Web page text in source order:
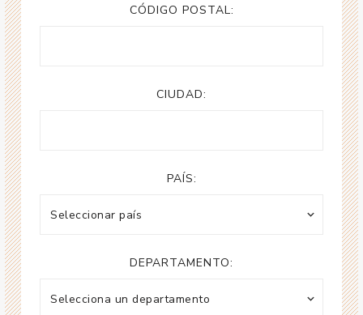
CÓDIGO POSTAL:
CIUDAD:
PAÍS:
DEPARTAMENTO: